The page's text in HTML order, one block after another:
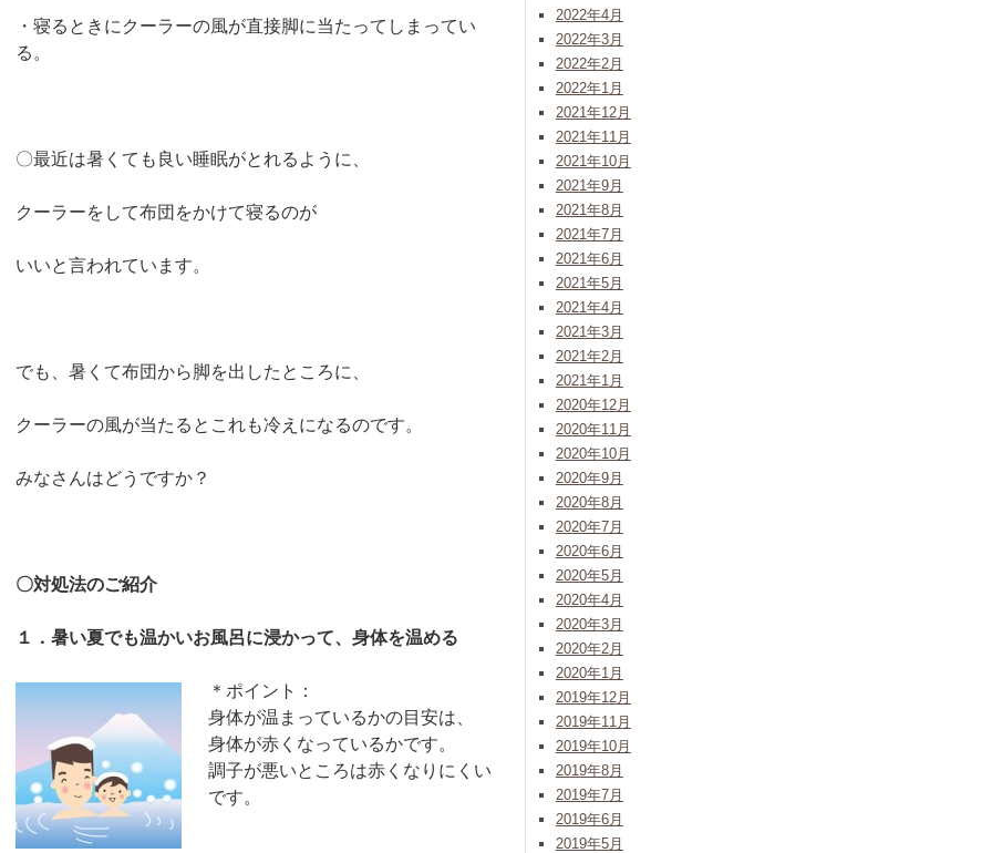
2022年4月
2022年3月
2022年2月
2022年1月
2021年12月
2021年11月
2021年10月
2021年9月
2021年8月
2021年7月
2021年6月
2021年5月
2021年4月
2021年3月
2021年2月
2021年1月
2020年12月
2020年11月
2020年10月
2020年9月
2020年8月
2020年7月
2020年6月
2020年5月
2020年4月
2020年3月
2020年2月
2020年1月
2019年12月
2019年11月
2019年10月
2019年8月
2019年7月
2019年6月
2019年5月
・寝るときにクーラーの風が直接脚に当たってしまってい
る。
〇最近は暑くても良い睡眠がとれるように、
クーラーをして布団をかけて寝るのが
いいと言われています。
でも、暑くて布団から脚を出したところに、
クーラーの風が当たるとこれも冷えになるのです。
みなさんはどうですか？
〇対処法のご紹介
１．暑い夏でも温かいお風呂に浸かって、身体を温める
＊ポイント：
身体が温まっているかの目安は、
身体が赤くなっているかです。
調子が悪いところは赤くなりにくい
です。